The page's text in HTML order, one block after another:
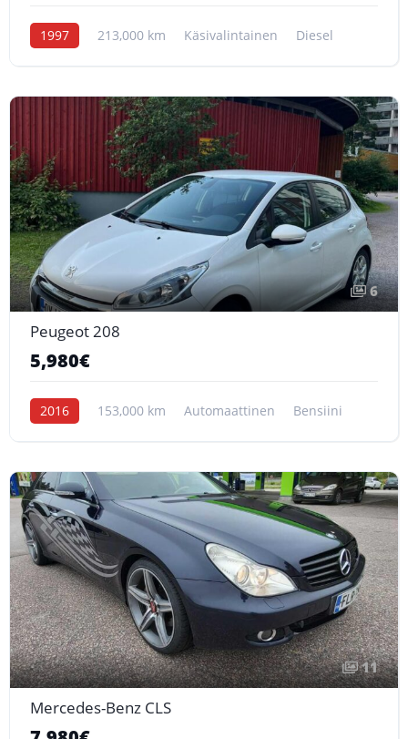
1997 213,000 km Käsivalintainen Diesel
6
Peugeot 208
5,980€
2016 153,000 km Automaattinen Bensiini
11
Mercedes-Benz CLS